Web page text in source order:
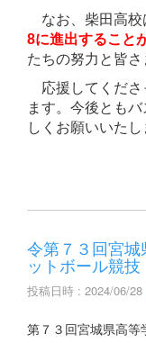
なお、柴田高校
8に進出すること
たちの努力と皆さ
応援してくださ
ます。今後とも
しくお願いいたし
令第７３回宮
ットボール競
投稿日時 : 2024/06/28
第７３回宮城県高